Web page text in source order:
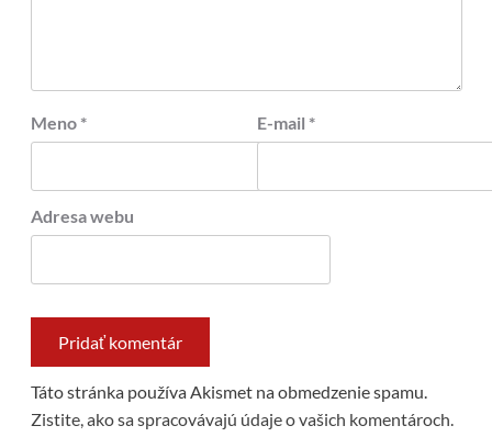
Meno * E-mail *
Adresa webu
Táto stránka používa Akismet na obmedzenie spamu.
Zistite, ako sa spracovávajú údaje o vašich komentároch.